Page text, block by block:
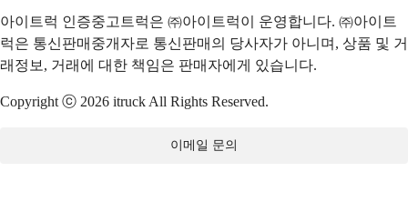
아이트럭 인증중고트럭은 ㈜아이트럭이 운영합니다. ㈜아이트
럭은 통신판매중개자로 통신판매의 당사자가 아니며, 상품 및 거
래정보, 거래에 대한 책임은 판매자에게 있습니다.
Copyright ⓒ 2026 itruck All Rights Reserved.
이메일 문의